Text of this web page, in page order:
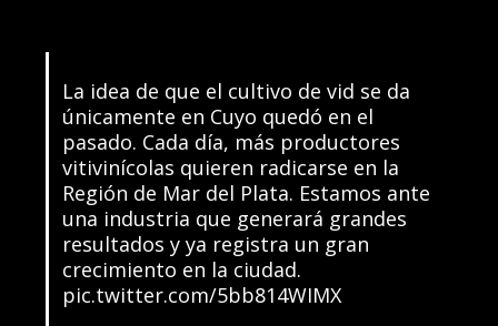
La idea de que el cultivo de vid se da
únicamente en Cuyo quedó en el
pasado. Cada día, más productores
vitivinícolas quieren radicarse en la
Región de Mar del Plata. Estamos ante
una industria que generará grandes
resultados y ya registra un gran
crecimiento en la ciudad.
pic.twitter.com/5bb814WIMX